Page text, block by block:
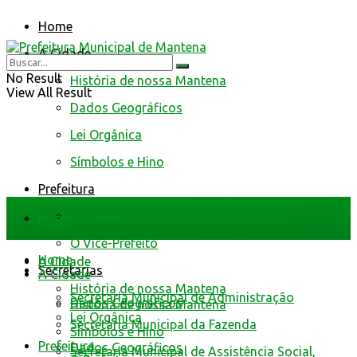
Home
A Cidade
História de nossa Mantena
Dados Geográficos
Lei Orgânica
Símbolos e Hino
Prefeitura
O Vice-Prefeito
Secretarias
Secretaria Municipal de Administração
Secretaria Municipal da Fazenda
Secretaria Municipal de Assistência Social,
No Result
View All Result
Home
A Cidade
História de nossa Mantena
Dados Geográficos
Home
A Cidade
História de nossa Mantena
Dados Geográficos
Lei Orgânica
Símbolos e Hino
Prefeitura